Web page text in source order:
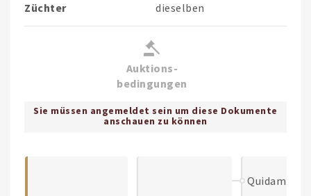
Züchter
dieselben
Auktions-
bedingungen
Sie müssen angemeldet sein um diese Dokumente
anschauen zu können
Quidam de